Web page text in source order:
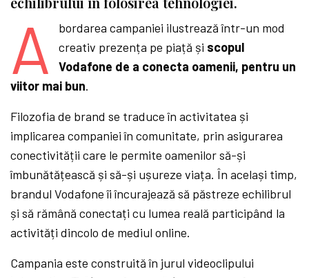
A
bordarea campaniei ilustrează într-un mod
creativ prezența pe piață și scopul
Vodafone de a conecta oamenii, pentru un
viitor mai bun.
Filozofia de brand se traduce în activitatea și
implicarea companiei în comunitate, prin asigurarea
conectivității care le permite oamenilor să-și
îmbunătățească și să-și ușureze viața. În același timp,
brandul Vodafone îi încurajează să păstreze echilibrul
și să rămână conectați cu lumea reală participând la
activități dincolo de mediul online.
Campania este construită în jurul videoclipului